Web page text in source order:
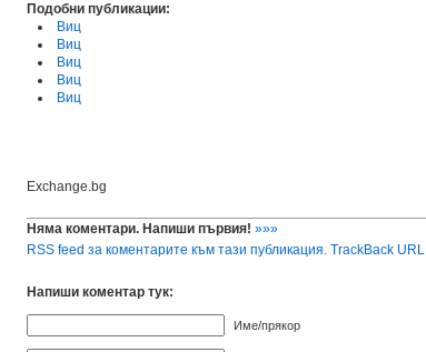
Подобни публикации:
Виц
Виц
Виц
Виц
Виц
Exchange.bg
Няма коментари. Напиши първия! »»»
RSS feed за коментарите към тази публикация. TrackBack URL
Напиши коментар тук:
Име/прякор